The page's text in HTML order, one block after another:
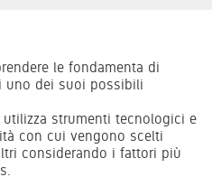
le fondamenta di
uno dei suoi possibili
strumenti tecnologici e
con cui vengono scelti
considerando i fattori più